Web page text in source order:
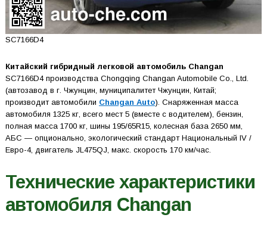
SC7166D4
Китайский гибридный легковой автомобиль Changan
SC7166D4 производства Chongqing Changan Automobile Co., Ltd.
(автозавод в г. Чжунцин, муниципалитет Чжунцин, Китай;
производит автомобили Changan Auto). Снаряженная масса
автомобиля 1325 кг, всего мест 5 (вместе с водителем), бензин,
полная масса 1700 кг, шины 195/65R15, колесная база 2650 мм,
АБС — опционально, экологический стандарт Национальный IV /
Евро-4, двигатель JL475QJ, макс. скорость 170 км/час.
Технические характеристики
автомобиля Changan